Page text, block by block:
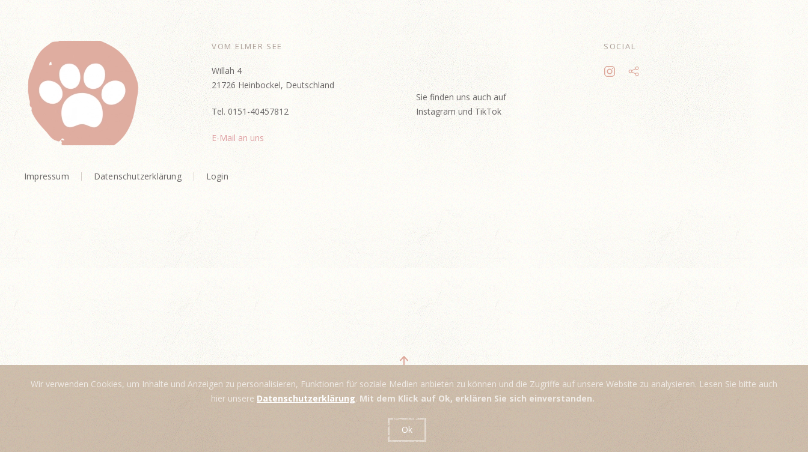
VOM ELMER SEE
Willah 4
21726 Heinbockel, Deutschland
Tel. 0151-40457812
E-Mail an uns
SOCIAL
Sie finden uns auch auf
Instagram und TikTok
Impressum Datenschutzerklärung Login
Wir verwenden Cookies, um Inhalte und Anzeigen zu personalisieren, Funktionen für soziale Medien anbieten zu können und die Zugriffe auf unsere Website zu analysieren. Lesen Sie bitte auch
hier unsere Datenschutzerklärung. Mit dem Klick auf Ok, erklären Sie sich einverstanden.
Ok